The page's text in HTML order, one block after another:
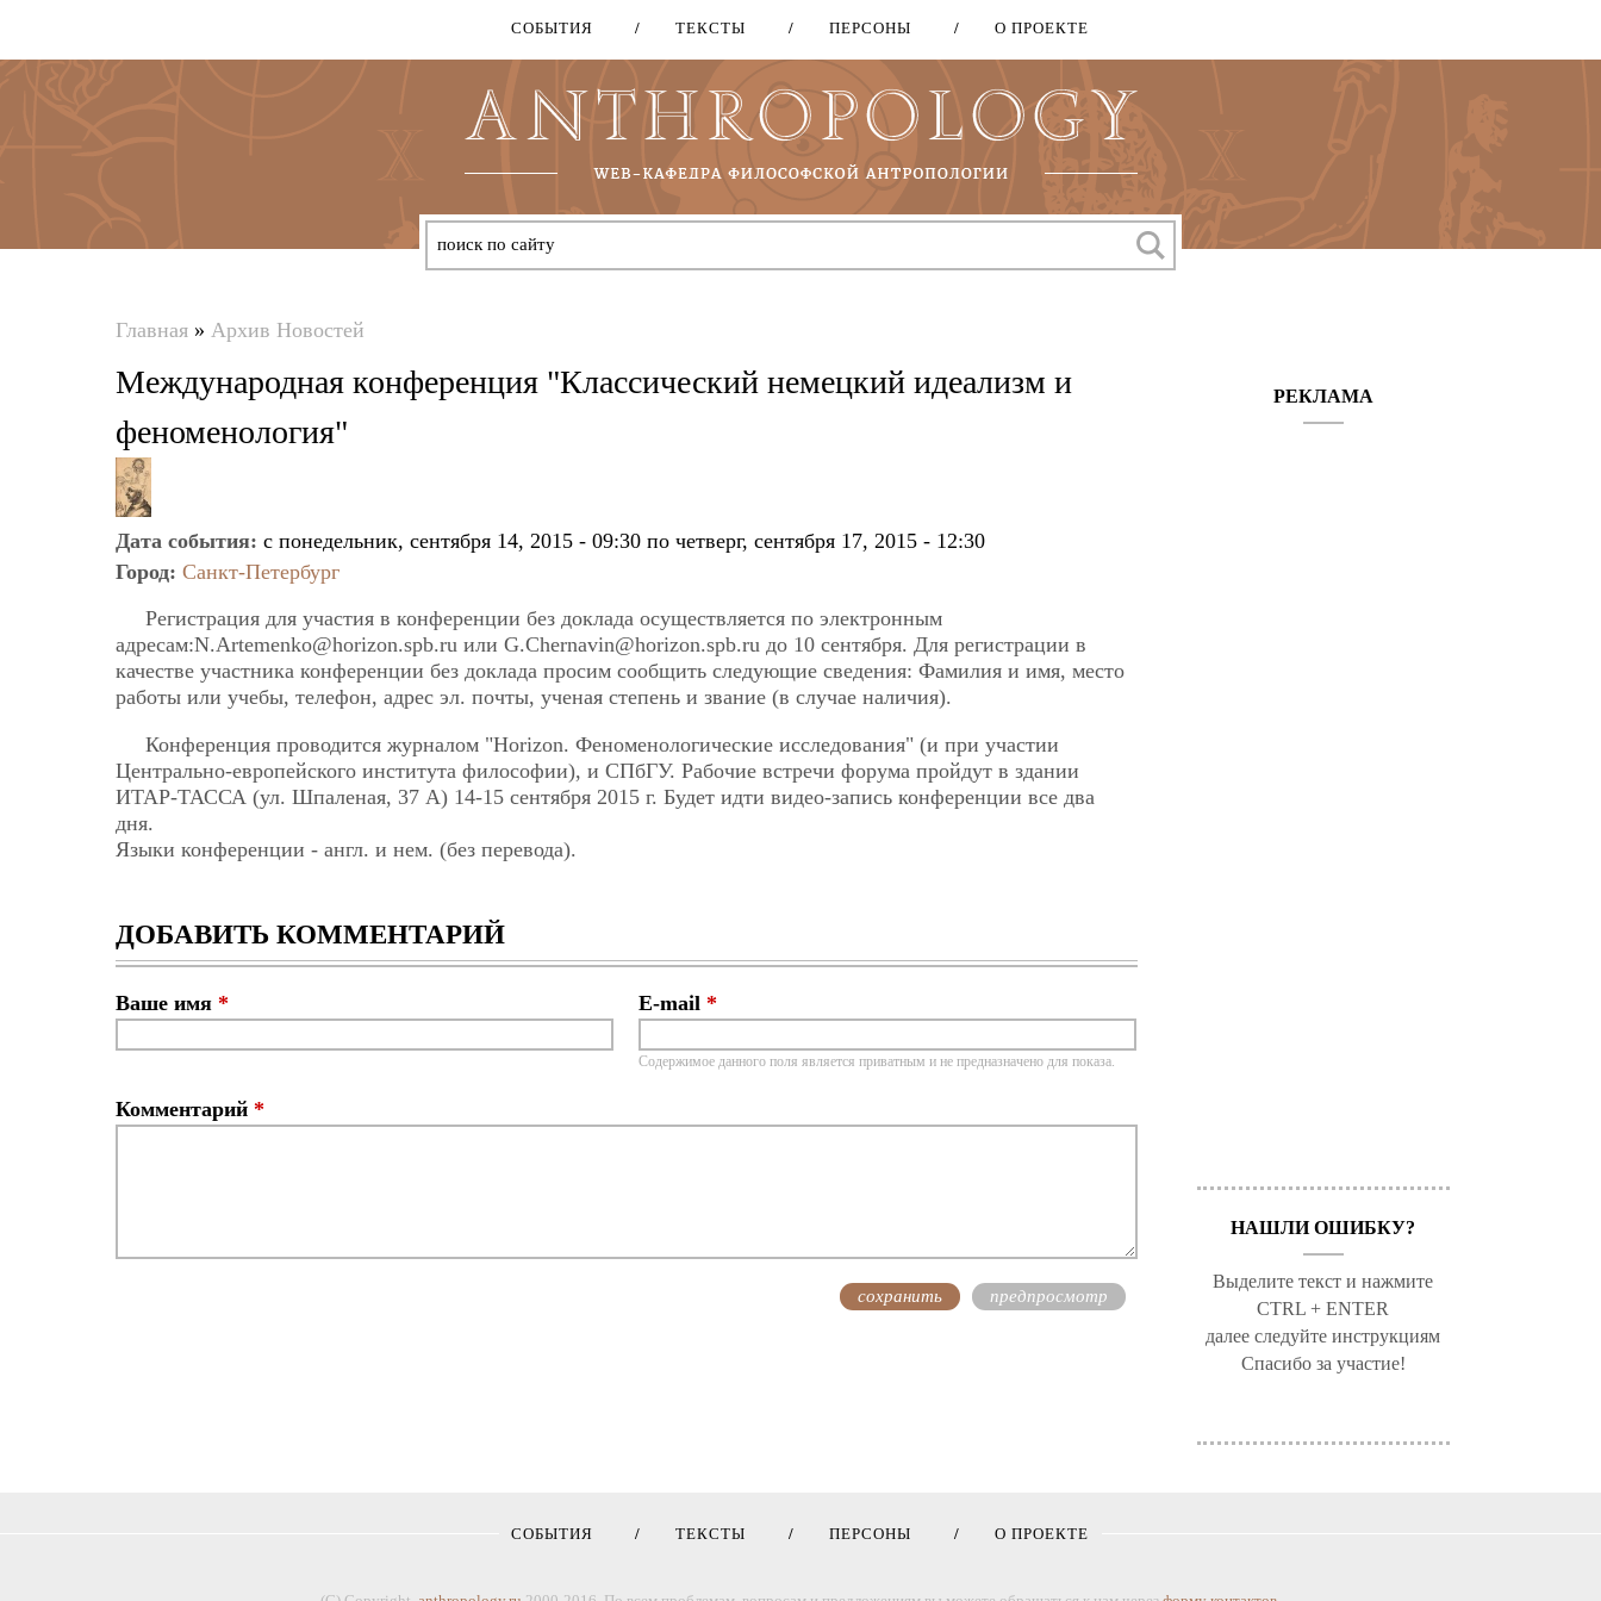
Перейти
основному
содержанию
СОБЫТИЯ ТЕКСТЫ ПЕРСОНЫ О ПРОЕКТЕ
здесь
Главная » Архив Новостей
Международная конференция "Классический немецкий идеализм и
феноменология"
Дата события: с понедельник, сентября 14, 2015 - 09:30 по четверг, сентября 17, 2015 - 12:30
Город: Санкт-Петербург
Регистрация для участия в конференции без доклада осуществляется по электронным
адресам:N.Artemenko@horizon.spb.ru или G.Chernavin@horizon.spb.ru до 10 сентября. Для регистрации в
качестве участника конференции без доклада просим сообщить следующие сведения: Фамилия и имя, место
работы или учебы, телефон, адрес эл. почты, ученая степень и звание (в случае наличия).
Конференция проводится журналом "Horizon. Феноменологические исследования" (и при участии
Центрально-европейского института философии), и СПбГУ. Рабочие встречи форума пройдут в здании
ИТАР-ТАССА (ул. Шпаленая, 37 А) 14-15 сентября 2015 г. Будет идти видео-запись конференции все два
дня.
Языки конференции - англ. и нем. (без перевода).
ДОБАВИТЬ КОММЕНТАРИЙ
Ваше имя * E-mail *
Содержимое данного поля является приватным и не предназначено для показа.
Комментарий *
РЕКЛАМА
НАШЛИ ОШИБКУ?
Выделите текст и нажмите
CTRL + ENTER
далее следуйте инструкциям
Спасибо за участие!
СОБЫТИЯ ТЕКСТЫ ПЕРСОНЫ О ПРОЕКТЕ